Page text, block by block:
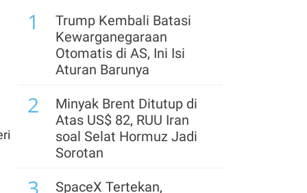
1
Trump Kembali Batasi
Kewarganegaraan
Otomatis di AS, Ini Isi
Aturan Barunya
2
Minyak Brent Ditutup di
Atas US$ 82, RUU Iran
soal Selat Hormuz Jadi
Sorotan
SpaceX Tertekan,